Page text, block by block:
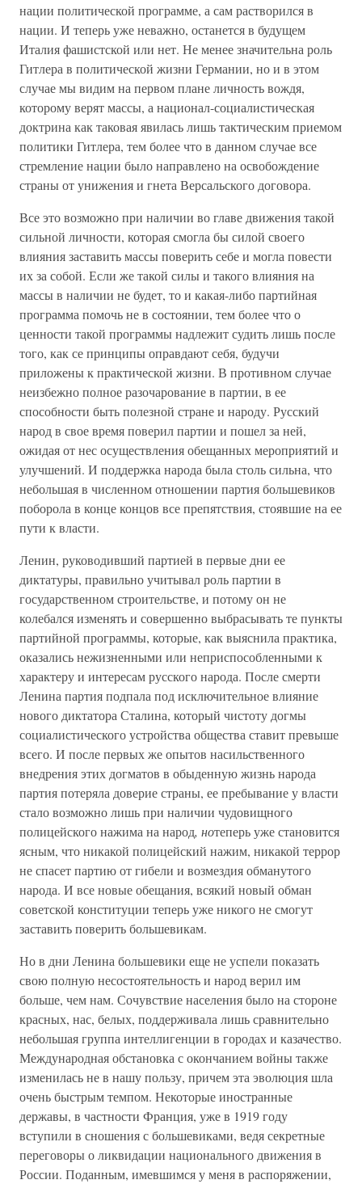
нации политической программе, а сам растворился в
нации. И теперь уже неважно, останется в будущем
Италия фашистской или нет. Не менее значительна роль
Гитлера в политической жизни Германии, но и в этом
случае мы видим на первом плане личность вождя,
которому верят массы, а национал-социалистическая
доктрина как таковая явилась лишь тактическим приемом
политики Гитлера, тем более что в данном случае все
стремление нации было направлено на освобождение
страны от унижения и гнета Версальского договора.
Все это возможно при наличии во главе движения такой
сильной личности, которая смогла бы силой своего
влияния заставить массы поверить себе и могла повести
их за собой. Если же такой силы и такого влияния на
массы в наличии не будет, то и какая-либо партийная
программа помочь не в состоянии, тем более что о
ценности такой программы надлежит судить лишь после
того, как се принципы оправдают себя, будучи
приложены к практической жизни. В противном случае
неизбежно полное разочарование в партии, в ее
способности быть полезной стране и народу. Русский
народ в свое время поверил партии и пошел за ней,
ожидая от нес осуществления обещанных мероприятий и
улучшений. И поддержка народа была столь сильна, что
небольшая в численном отношении партия большевиков
поборола в конце концов все препятствия, стоявшие на ее
пути к власти.
Ленин, руководивший партией в первые дни ее
диктатуры, правильно учитывал роль партии в
государственном строительстве, и потому он не
колебался изменять и совершенно выбрасывать те пункты
партийной программы, которые, как выяснила практика,
оказались нежизненными или неприспособленными к
характеру и интересам русского народа. После смерти
Ленина партия подпала под исключительное влияние
нового диктатора Сталина, который чистоту догмы
социалистического устройства общества ставит превыше
всего. И после первых же опытов насильственного
внедрения этих догматов в обыденную жизнь народа
партия потеряла доверие страны, ее пребывание у власти
стало возможно лишь при наличии чудовищного
полицейского нажима на народ, нотеперь уже становится
ясным, что никакой полицейский нажим, никакой террор
не спасет партию от гибели и возмездия обманутого
народа. И все новые обещания, всякий новый обман
советской конституции теперь уже никого не смогут
заставить поверить большевикам.
Но в дни Ленина большевики еще не успели показать
свою полную несостоятельность и народ верил им
больше, чем нам. Сочувствие населения было на стороне
красных, нас, белых, поддерживала лишь сравнительно
небольшая группа интеллигенции в городах и казачество.
Международная обстановка с окончанием войны также
изменилась не в нашу пользу, причем эта эволюция шла
очень быстрым темпом. Некоторые иностранные
державы, в частности Франция, уже в 1919 году
вступили в сношения с большевиками, ведя секретные
переговоры о ликвидации национального движения в
России. Поданным, имевшимся у меня в распоряжении,